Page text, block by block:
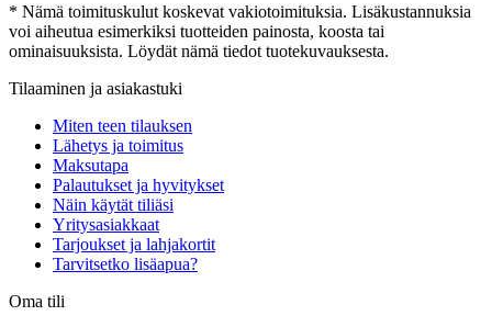
* Nämä toimituskulut koskevat vakiotoimituksia. Lisäkustannuksia
voi aiheutua esimerkiksi tuotteiden painosta, koosta tai
ominaisuuksista. Löydät nämä tiedot tuotekuvauksesta.
Tilaaminen ja asiakastuki
Miten teen tilauksen
Lähetys ja toimitus
Maksutapa
Palautukset ja hyvitykset
Näin käytät tiliäsi
Yritysasiakkaat
Tarjoukset ja lahjakortit
Tarvitsetko lisäapua?
Oma tili